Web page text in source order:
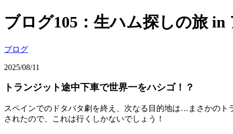
ブログ105：生ハム探しの旅 in
ブログ
2025/08/11
トランジット途中下車で世界一をハシゴ！？
スペインでのドタバタ劇を終え、次なる目的地は…まさかのト
されたので、これは行くしかないでしょう！